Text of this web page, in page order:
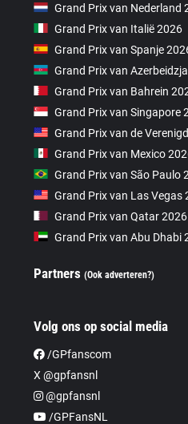
Grand Prix van Nederland
Grand Prix van Italië 2026
Grand Prix van Spanje
Grand Prix van
Grand Prix van Bahrein
Grand Prix van Singapore
Grand Prix van de
Grand Prix van Mexico
Grand Prix van São Paulo
Grand Prix van Las Vegas
Grand Prix van Qatar 2026
Grand Prix van Abu Dhabi
Partners(Ook adverteren?)
Volg ons op social media
/GPfanscom
X @gpfansnl
@gpfansnl
/GPFansNL